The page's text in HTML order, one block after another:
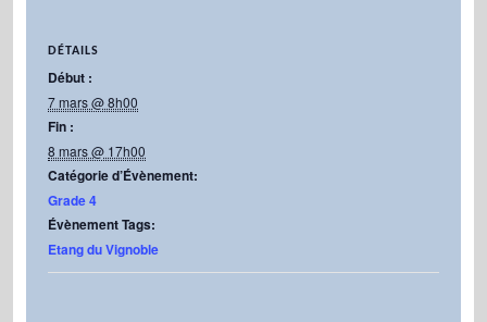
DÉTAILS
Début :
7 mars @ 8h00
Fin :
8 mars @ 17h00
Catégorie d’Évènement:
Grade 4
Évènement Tags:
Etang du Vignoble